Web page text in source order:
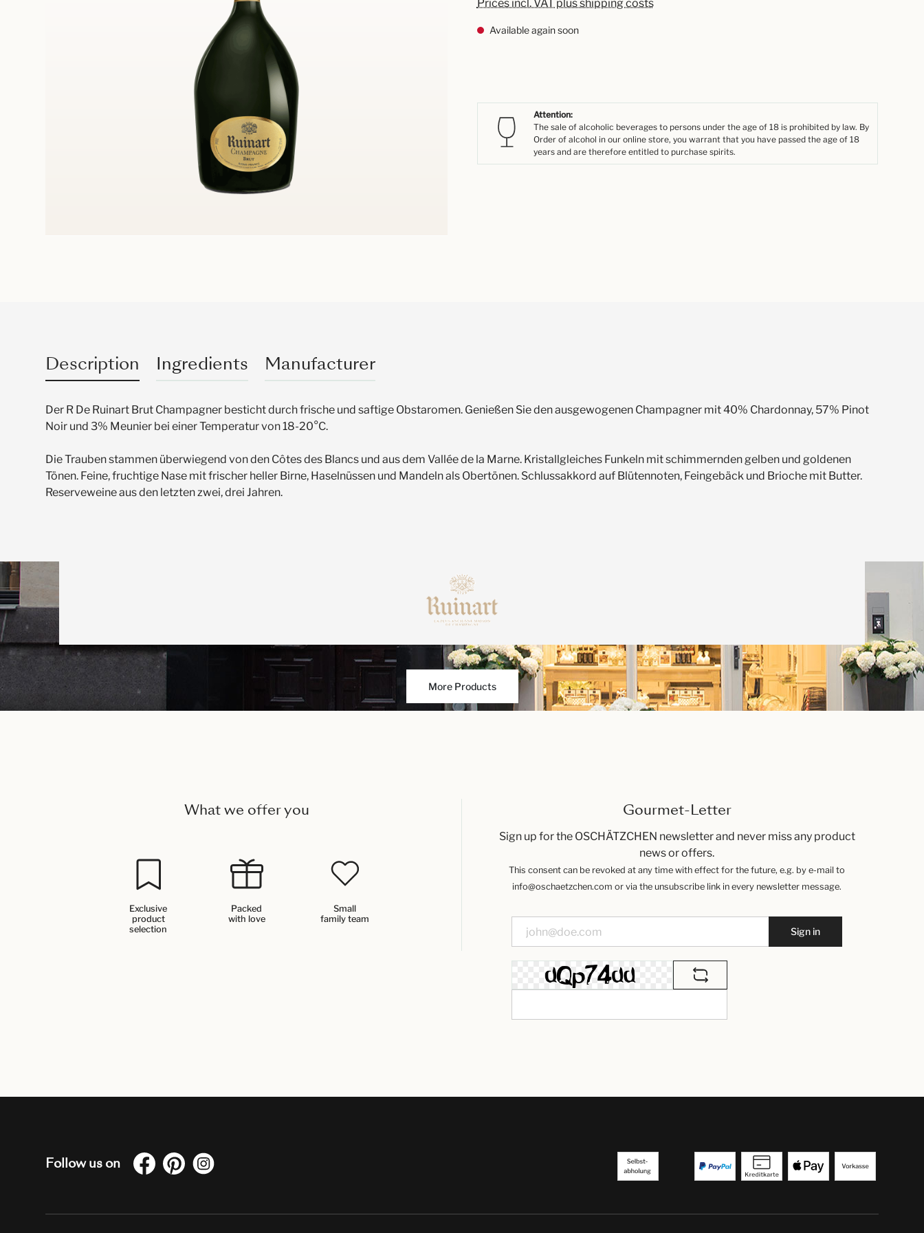
Prices incl. VAT plus shipping costs
Available again soon
Attention:
The sale of alcoholic beverages to persons under the age of 18 is prohibited by law. By
Order of alcohol in our online store, you warrant that you have passed the age of 18
years and are therefore entitled to purchase spirits.
Description Ingredients Manufacturer
Der R De Ruinart Brut Champagner besticht durch frische und saftige Obstaromen. Genießen Sie den ausgewogenen Champagner mit 40% Chardonnay, 57% Pinot
Noir und 3% Meunier bei einer Temperatur von 18-20°C.
Die Trauben stammen überwiegend von den Côtes des Blancs und aus dem Vallée de la Marne. Kristallgleiches Funkeln mit schimmernden gelben und goldenen
Tönen. Feine, fruchtige Nase mit frischer heller Birne, Haselnüssen und Mandeln als Obertönen. Schlussakkord auf Blütennoten, Feingebäck und Brioche mit Butter.
Reserveweine aus den letzten zwei, drei Jahren.
More Products
What we offer you
Exclusive
product
selection
Packed
with love
Small
family team
Gourmet-Letter
Sign up for the OSCHÄTZCHEN newsletter and never miss any product
news or offers.
This consent can be revoked at any time with effect for the future, e.g. by e-mail to
info@oschaetzchen.com or via the unsubscribe link in every newsletter message.
Sign in
Follow us on